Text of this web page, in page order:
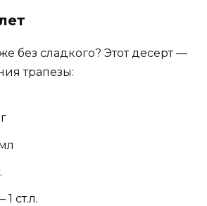
без сладкого? Этот десерт —
трапезы:
ст.л.